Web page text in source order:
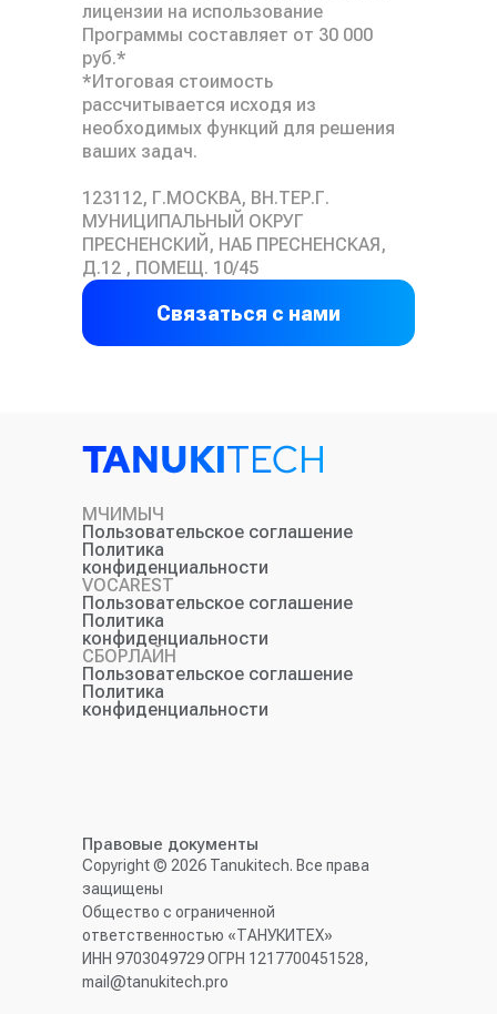
лицензии на использование
Программы составляет от 30 000
руб.*
*Итоговая стоимость
рассчитывается исходя из
необходимых функций для решения
ваших задач.
123112, Г.МОСКВА, ВН.ТЕР.Г.
МУНИЦИПАЛЬНЫЙ ОКРУГ
ПРЕСНЕНСКИЙ, НАБ ПРЕСНЕНСКАЯ,
Д.12 , ПОМЕЩ. 10/45
Связаться с нами
Правовые документы
Copyright © 2026 Tanukitech. Все права
защищены
Общество с ограниченной
ответственностью «ТАНУКИТЕХ»
ИНН 9703049729 ОГРН 1217700451528,
mail@tanukitech.pro
МЧИМЫЧ
Пользовательское соглашение
Политика
конфиденциальности
VOCAREST
Пользовательское соглашение
Политика
конфиденциальности
CБОРЛАЙН
Пользовательское соглашение
Политика
конфиденциальности